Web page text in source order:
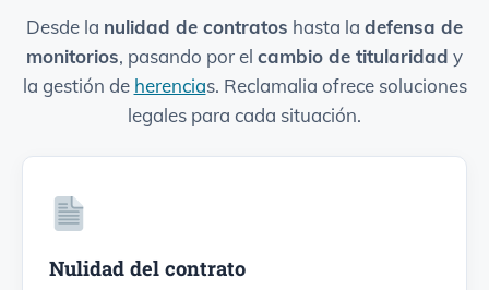
Desde la nulidad de contratos hasta la defensa de
monitorios, pasando por el cambio de titularidad y
la gestión de herencias. Reclamalia ofrece soluciones
legales para cada situación.
Nulidad del contrato